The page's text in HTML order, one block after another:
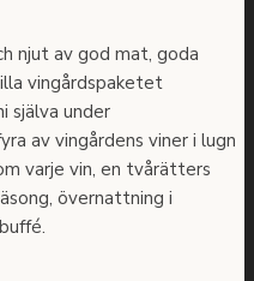
njut av god mat, goda
vingårdspaketet
själva under
av vingårdens viner i lugn
varje vin, en tvårätters
övernattning i